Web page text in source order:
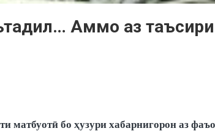
Аммо аз
бо ҳузури хабарнигорон аз